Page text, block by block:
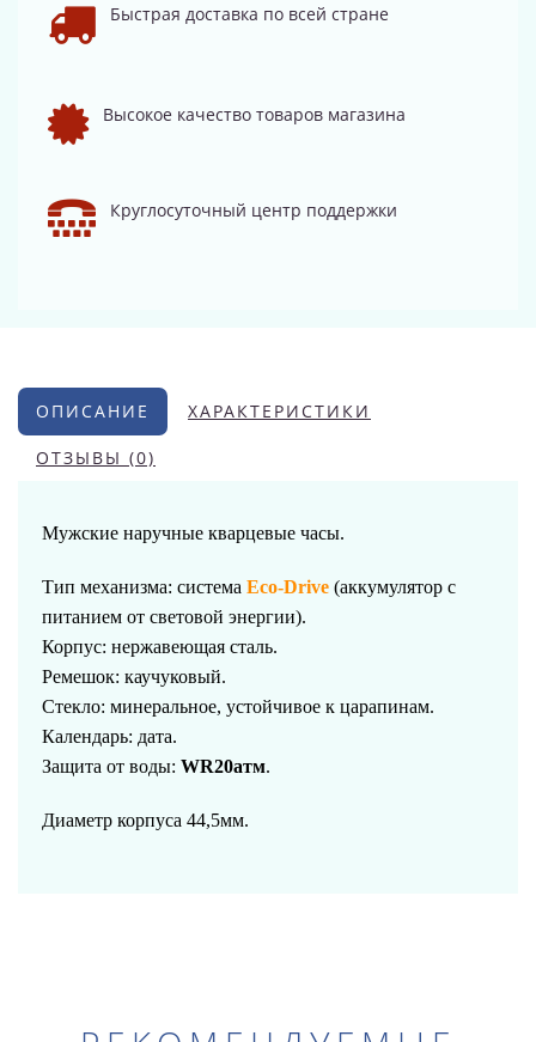
Быстрая доставка по всей стране
Высокое качество товаров магазина
Круглосуточный центр поддержки
ОПИСАНИЕ ХАРАКТЕРИСТИКИ
ОТЗЫВЫ (0)
Мужские наручные кварцевые часы.
Тип механизма: система Eco-Drive (аккумулятор с
питанием от световой энергии).
Корпус: нержавеющая сталь.
Ремешок: каучуковый.
Стекло: минеральное, устойчивое к царапинам.
Календарь: дата.
Защита от воды: WR20атм.
Диаметр корпуса 44,5мм.